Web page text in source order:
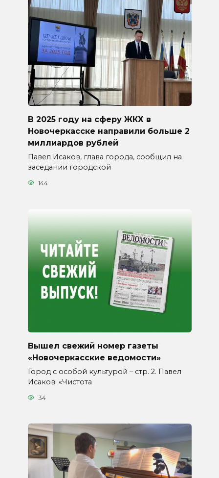
В 2025 году на сферу ЖКХ в
Новочеркасске направили больше 2
миллиардов рублей
Павел Исаков, глава города, сообщил на
заседании городской
144
Вышел свежий номер газеты
«Новочеркасские ведомости»
Город с особой культурой – стр. 2. Павел
Исаков: «Чистота
34